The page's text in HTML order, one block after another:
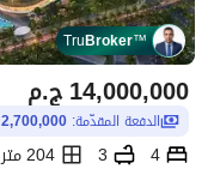
TruBroker™
ج.م14,000,000
الدفعة المقدّمة: 2,700,000 ج.م
4
3
204 متر مربع